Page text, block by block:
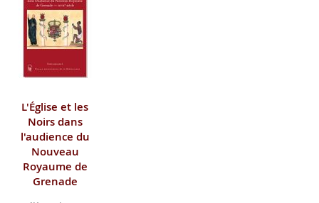
L'Église et les
Noirs dans
l'audience du
Nouveau
Royaume de
Grenade